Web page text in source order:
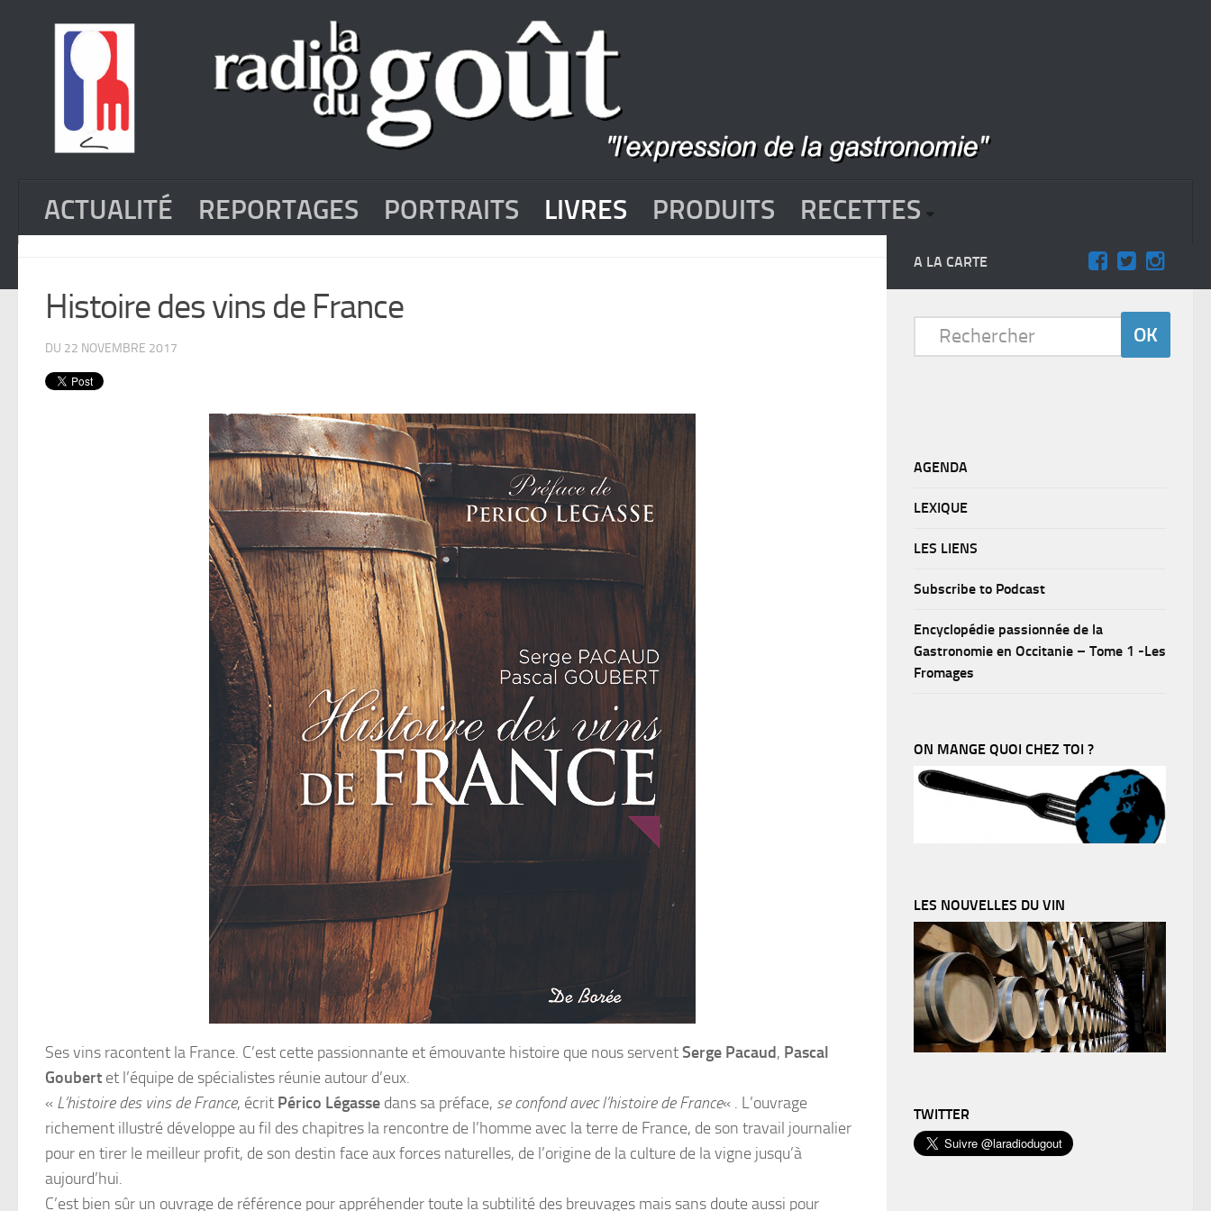
ACTUALITÉ REPORTAGES PORTRAITS LIVRES PRODUITS RECETTES
Histoire des vins de France
DU 22 NOVEMBRE 2017
Ses vins racontent la France. C’est cette passionnante et émouvante histoire que nous serventSerge Pacaud, Pascal
Goubert et l’équipe de spécialistes réunie autour d’eux.
« L’histoire des vins de France, écrit Périco Légasse dans sa préface, se confond avec l’histoire de France« . L’ouvrage
richement illustré développe au fil des chapitres la rencontre de l’homme avec la terre de France, de son travail journalier
pour en tirer le meilleur profit, de son destin face aux forces naturelles, de l’origine de la culture de la vigne jusqu’à
aujourd’hui.
C’est bien sûr un ouvrage de référence pour appréhender toute la subtilité des breuvages mais sans doute aussi pour
A LA CARTE
AGENDA
LEXIQUE
LES LIENS
Subscribe to Podcast
Encyclopédie passionnée de la
Gastronomie en Occitanie – Tome 1 -Les
Fromages
ON MANGE QUOI CHEZ TOI ?
LES NOUVELLES DU VIN
TWITTER